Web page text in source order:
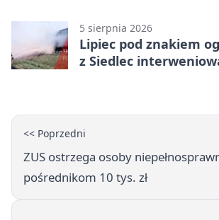
5 sierpnia 2026
Lipiec pod znakiem
z Siedlec
<< Poprzedni
ZUS ostrzega osoby
pośrednikom 10 tys. zł